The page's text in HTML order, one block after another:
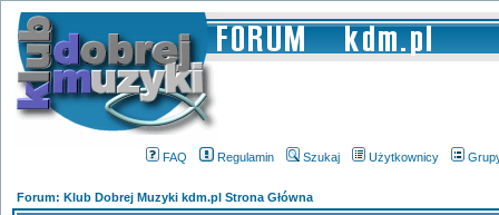
FAQ Regulamin Szukaj Użytkownicy
Forum: Klub Dobrej Muzyki kdm.pl Strona Główna